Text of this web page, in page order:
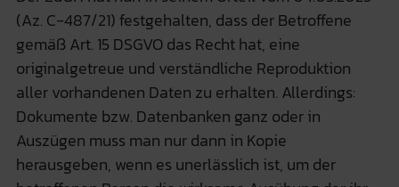
(Az. C‑487/21) festgehalten, dass der Betroffene
gemäß Art. 15 DSGVO das Recht hat, eine
originalgetreue und verständliche Reproduktion
aller vorhandenen Daten zu erhalten. Allerdings:
Dokumente bzw. Datenbanken ganz oder in
Auszügen muss man nur dann in Kopie
herausgeben, wenn es unerlässlich ist, um der